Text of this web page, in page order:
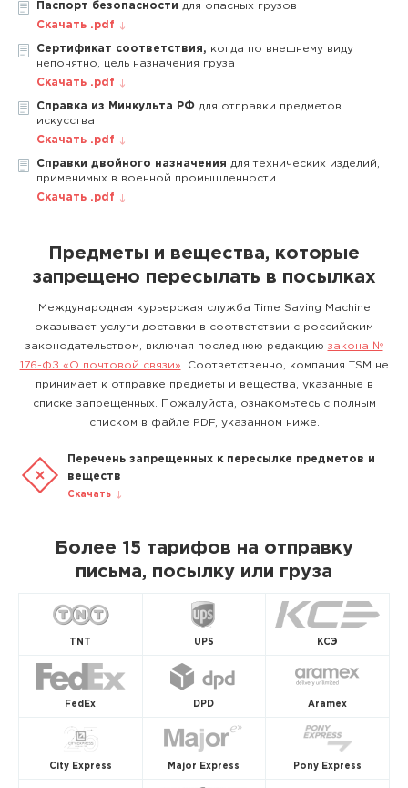
Паспорт безопасности для опасных грузов
Скачать .pdf
Сертификат соответствия, когда по внешнему виду
непонятно, цель назначения груза
Скачать .pdf
Справка из Минкульта РФ для отправки предметов
искусства
Скачать .pdf
Справки двойного назначения для технических изделий,
применимых в военной промышленности
Скачать .pdf
Предметы и вещества, которые
запрещено пересылать в посылках
Международная курьерская служба Time Saving Machine
оказывает услуги доставки в соответствии с российским
законодательством, включая последнюю редакцию закона №
176-ФЗ «О почтовой связи» . Соответственно, компания TSM не
принимает к отправке предметы и вещества, указанные в
списке запрещенных. Пожалуйста, ознакомьтесь с полным
списком в файле PDF, указанном ниже.
Перечень запрещенных к пересылке предметов и
веществ
Скачать
Более 15 тарифов на отправку
письма, посылку или груза
TNT UPS КСЭ
FedEx DPD Aramex
City Express Major Express Pony Express